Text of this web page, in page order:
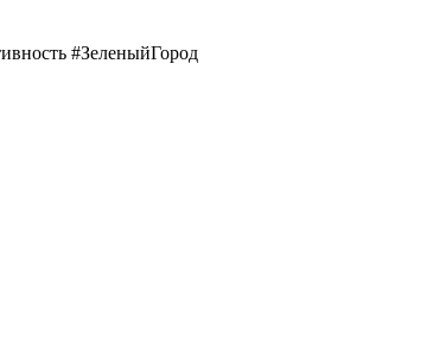
#ЗеленыйГород